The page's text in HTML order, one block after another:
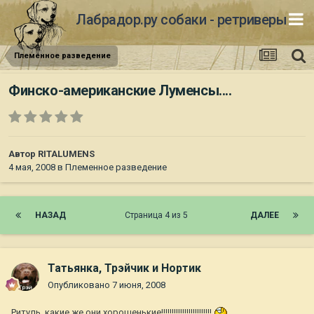
Лабрадор.ру собаки - ретриверы
Племенное разведение
Финско-американские Луменсы....
Автор RITALUMENS
4 мая, 2008 в Племенное разведение
НАЗАД ДАЛЕЕ
Страница 4 из 5
Татьянка, Трэйчик и Нортик
Опубликовано 7 июня, 2008